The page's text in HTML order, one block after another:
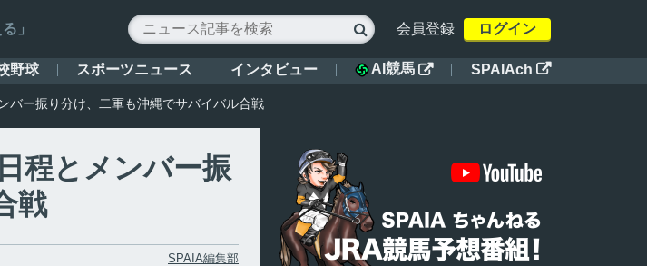
」  会員登録 ログイン
野球 スポーツニュース インタビュー AI競馬  SPAIAch 
バー振り分け、二軍も沖縄でサバイバル合戦
程とメンバー振
戦
SPAIA編集部